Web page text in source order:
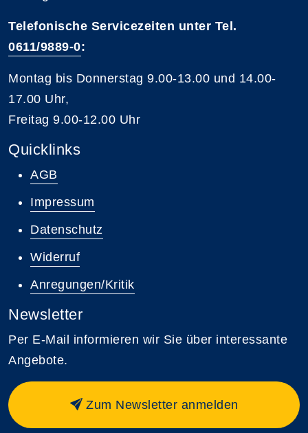
Telefonische Servicezeiten unter Tel.
0611/9889-0:
Montag bis Donnerstag 9.00-13.00 und 14.00-
17.00 Uhr,
Freitag 9.00-12.00 Uhr
Quicklinks
AGB
Impressum
Datenschutz
Widerruf
Anregungen/Kritik
Newsletter
Per E-Mail informieren wir Sie über interessante
Angebote.
Zum Newsletter anmelden